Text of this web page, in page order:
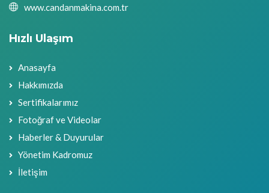
www.candanmakina.com.tr
Hızlı Ulaşım
Anasayfa
Hakkımızda
Sertifikalarımız
Fotoğraf ve Videolar
Haberler & Duyurular
Yönetim Kadromuz
İletişim